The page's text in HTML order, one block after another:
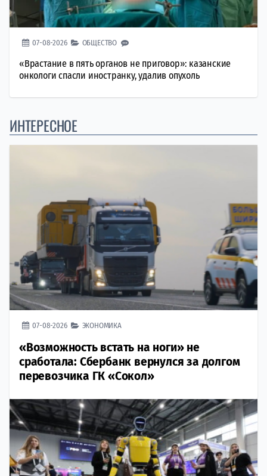
07-08-2026 ОБЩЕСТВО
«Врастание в пять органов не приговор»: казанские
онкологи спасли иностранку, удалив опухоль
ИНТЕРЕСНОЕ
07-08-2026 ЭКОНОМИКА
«Возможность встать на ноги» не
сработала: Сбербанк вернулся за долгом
перевозчика ГК «Сокол»